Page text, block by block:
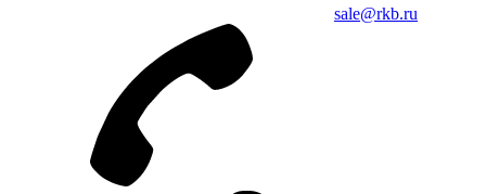
sale@rkb.ru